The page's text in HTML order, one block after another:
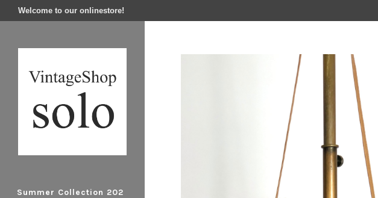
Welcome to our onlinestore!
Summer Collection 202